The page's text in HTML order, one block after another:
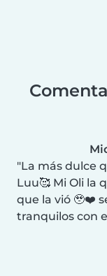
La más dulce
Luu🥰 Mi Oli la
que la vió 🥹❤️
tranquilos con